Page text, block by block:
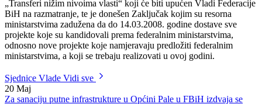
U sklopu predloženog dnevnog reda Vlada je utvrdila tekst zahtjeva
odobravanje sredstava iz budžeta Federacije BiH sa ekonomskog
„Transferi nižim nivoima vlasti“ koji će biti upućen Vladi Federacije
BiH na razmatranje, te je donešen Zaključak kojim su resorna
ministarstvima zadužena da do 14.03.2008. godine dostave sve
odnosno nove projekte koje namjeravaju predložiti federalnim
ministarstvima, a koji se trebaju realizovati u ovoj godini.